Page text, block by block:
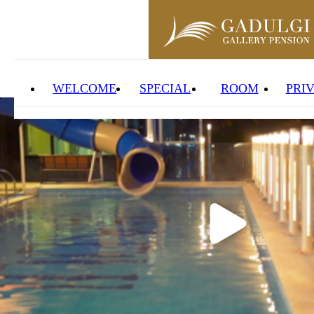
WELCOME SPECIAL ROOM
WELCOME
주경풍경
야경풍경
오시는 길
주변여행지
SPECIAL
미리보기
바베큐
서비스
ROOM
객실 미리보기
PRIVATE POOL
사계절 온수 수영
RESERVATION
실시간예약